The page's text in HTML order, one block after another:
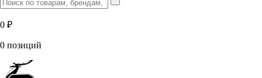
0 ₽
0 позиций